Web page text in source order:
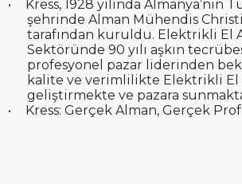
•
Kress, 1928 yılında Almanya’nın
şehrinde Alman Mühendis
tarafından kuruldu. Elektrikli El
Sektöründe 90 yılı aşkın
profesyonel pazar liderinden
kalite ve verimlilikte Elektrikli El
geliştirmekte ve pazara
•
Kress: Gerçek Alman, Gerçek